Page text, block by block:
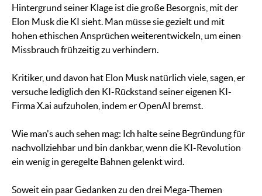
Hintergrund seiner Klage ist die große Besorgnis, mit der
Elon Musk die KI sieht. Man müsse sie gezielt und mit
hohen ethischen Ansprüchen weiterentwickeln, um einen
Missbrauch frühzeitig zu verhindern.
Kritiker, und davon hat Elon Musk natürlich viele, sagen, er
versuche lediglich den KI-Rückstand seiner eigenen KI-
Firma X.ai aufzuholen, indem er OpenAI bremst.
Wie man's auch sehen mag: Ich halte seine Begründung für
nachvollziehbar und bin dankbar, wenn die KI-Revolution
ein wenig in geregelte Bahnen gelenkt wird.
Soweit ein paar Gedanken zu den drei Mega-Themen